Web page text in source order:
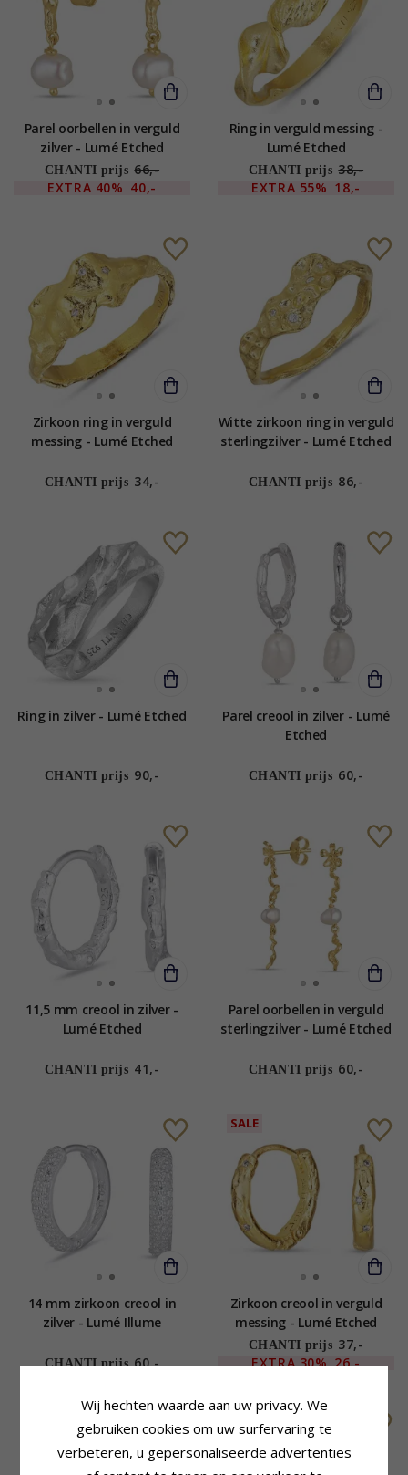
Parel oorbellen in verguld
zilver - Lumé Etched
CHANTI prijs 66,-
EXTRA 40% 40,-
Ring in verguld messing -
Lumé Etched
CHANTI prijs 38,-
EXTRA 55% 18,-
Zirkoon ring in verguld
messing - Lumé Etched
CHANTI prijs 34,-
Witte zirkoon ring in verguld
sterlingzilver - Lumé Etched
CHANTI prijs 86,-
Ring in zilver - Lumé Etched
CHANTI prijs 90,-
Parel creool in zilver - Lumé
Etched
CHANTI prijs 60,-
11,5 mm creool in zilver -
Lumé Etched
CHANTI prijs 41,-
Parel oorbellen in verguld
sterlingzilver - Lumé Etched
CHANTI prijs 60,-
14 mm zirkoon creool in
zilver - Lumé Illume
CHANTI prijs 60,-
SALE
Zirkoon creool in verguld
messing - Lumé Etched
CHANTI prijs 37,-
EXTRA 30% 26,-
Wij hechten waarde aan uw privacy. We
gebruiken cookies om uw surfervaring te
verbeteren, u gepersonaliseerde advertenties